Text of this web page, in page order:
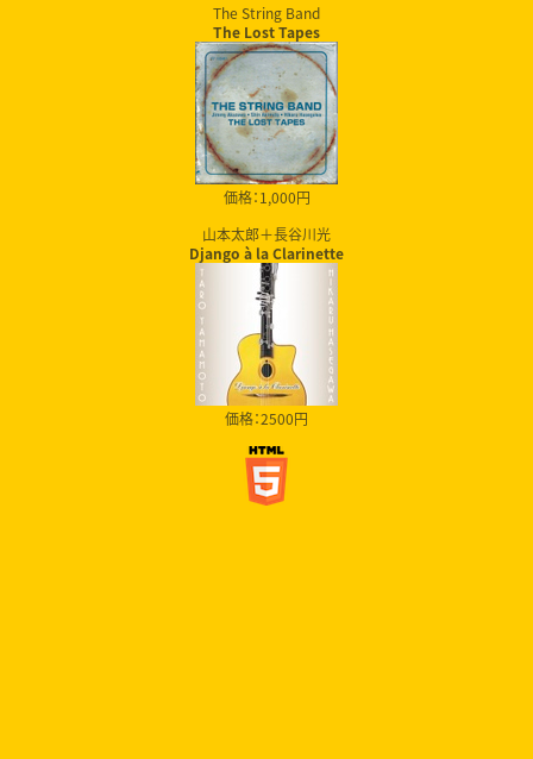
The String Band
The Lost Tapes
価格：1,000円
山本太郎＋長谷川光
Django à la Clarinette
価格：2500円